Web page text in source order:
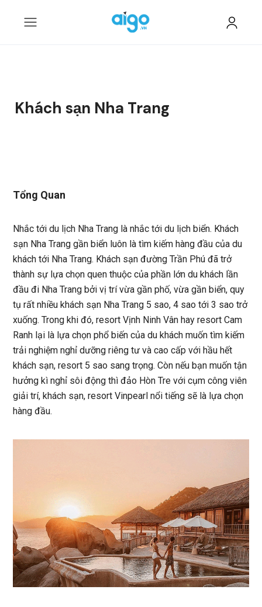
Khách sạn Nha Trang
Tổng Quan
Nhắc tới du lịch Nha Trang là nhắc tới du lịch biển. Khách
sạn Nha Trang gần biển luôn là tìm kiếm hàng đầu của du
khách tới Nha Trang. Khách sạn đường Trần Phú đã trở
thành sự lựa chọn quen thuộc của phần lớn du khách lần
đầu đi Nha Trang bởi vị trí vừa gần phố, vừa gần biển, quy
tụ rất nhiều khách sạn Nha Trang 5 sao, 4 sao tới 3 sao trở
xuống. Trong khi đó, resort Vịnh Ninh Vân hay resort Cam
Ranh lại là lựa chọn phổ biến của du khách muốn tìm kiếm
trải nghiệm nghỉ dưỡng riêng tư và cao cấp với hầu hết
khách sạn, resort 5 sao sang trọng. Còn nếu bạn muốn tận
hưởng kì nghỉ sôi động thì đảo Hòn Tre với cụm công viên
giải trí, khách sạn, resort Vinpearl nổi tiếng sẽ là lựa chọn
hàng đầu.